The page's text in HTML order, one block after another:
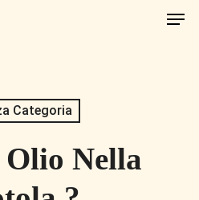
Categoria
Nella